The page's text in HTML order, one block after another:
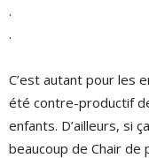
.
.
C’est autant pour les
été contre-productif
enfants. D’ailleurs, si
beaucoup de Chair de